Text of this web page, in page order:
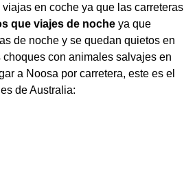
viajas en coche ya que las carreteras
que viajes de noche ya que
de noche y se quedan quietos en
con animales salvajes en
a Noosa por carretera, este es el
de Australia: